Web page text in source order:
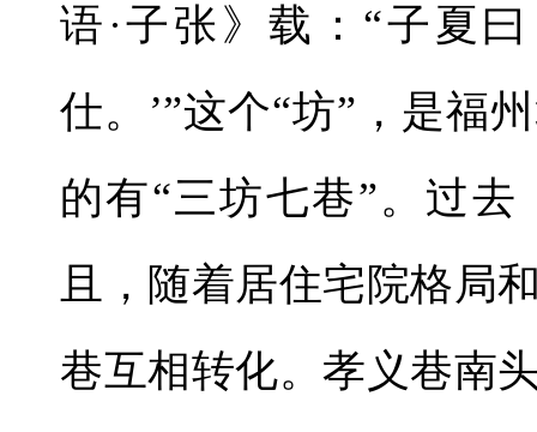
语·子张》载：“子夏
仕。’”这个“坊”，是福
的有“三坊七巷”。过
且，随着居住宅院格局
巷互相转化。孝义巷南